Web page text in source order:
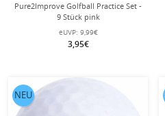
Pure2Improve Golfball Practice Set -
9 Stück pink
eUVP: 9,99€
3,95€
NEU